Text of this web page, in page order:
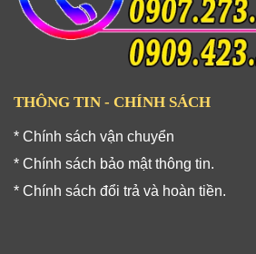
THÔNG TIN - CHÍNH SÁCH
* Chính sách vận chuyển
* Chính sách bảo mật thông tin.
* Chính sách đổi trả và hoàn tiền.